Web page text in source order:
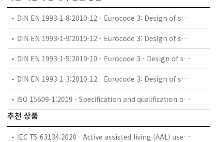
DIN EN 1993-1-8:2010-12 - Eurocode 3: Design of steel structures - Part 1-8: Design of joints (includes Corrigendum AC:2009)
DIN EN 1993-1-9:2010-12 - Eurocode 3: Design of steel structures - Part 1-9: Fatigue (includes Corrigendum AC:2009)
DIN EN 1993-1-5:2019-10 - Eurocode 3 - Design of steel structures - Part 1-5: Plated structural elements
DIN EN 1993-1-3:2010-12 - Eurocode 3: Design of steel structures - Part 1-3: General rules - Supplementary rules for cold-formed members and sheeting (includes Corrigendum AC:2009)
ISO 15609-1:2019 - Specification and qualification of welding procedures for metallic materials — Welding procedure specification — Part 1: Arc welding
추천 상품
IEC TS 63134:2020 - Active assisted living (AAL) use cases